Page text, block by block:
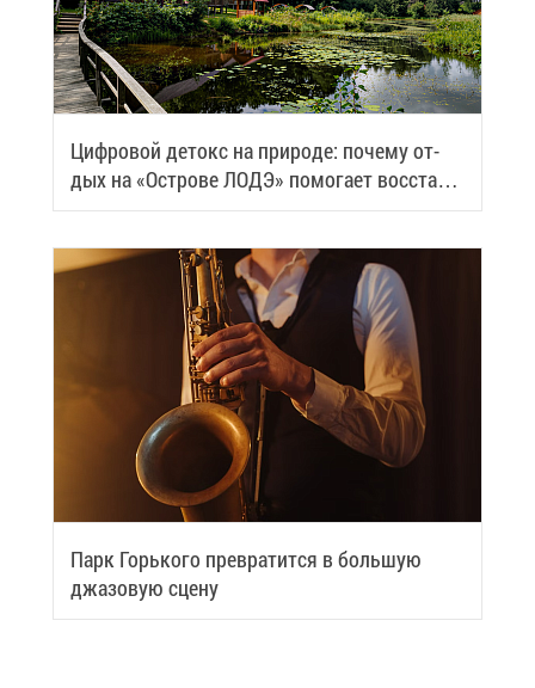
Циф­ро­вой де­токс на при­ро­де: по­че­му от­
дых на «Ост­ро­ве ЛОДЭ» по­мо­га­ет вос­ста­но­
вить си­лы
Парк Горь­ко­го пре­вра­тит­ся в боль­шую
джа­зо­вую сце­ну